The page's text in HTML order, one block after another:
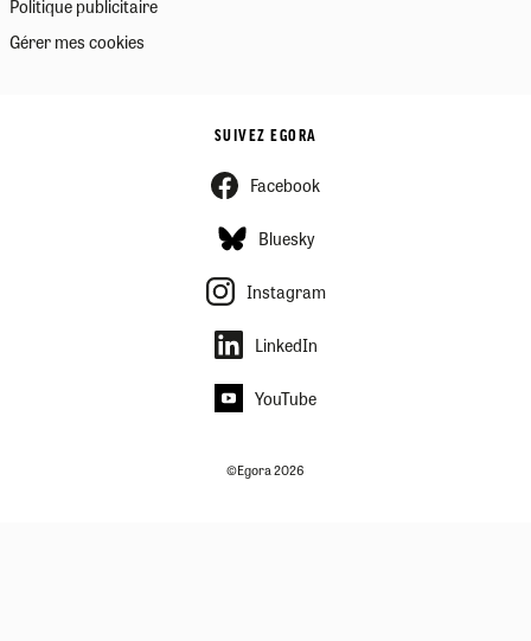
Politique publicitaire
Gérer mes cookies
SUIVEZ EGORA
Facebook
Bluesky
Instagram
LinkedIn
YouTube
©Egora 2026